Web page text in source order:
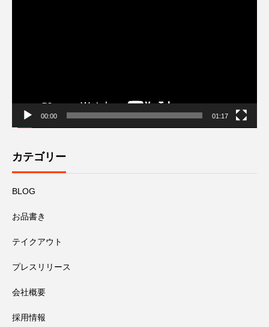
00:00 01:17
カテゴリー
BLOG
お品書き
テイクアウト
プレスリリース
会社概要
採用情報